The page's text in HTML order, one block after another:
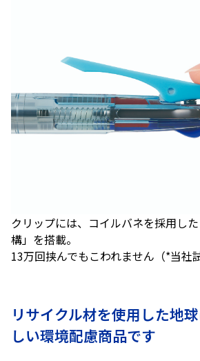
クリップには、コイルバネを採用し
構」を搭載。
13万回挟んでもこわれません（*当社
リサイクル材を使用した地
しい環境配慮商品です